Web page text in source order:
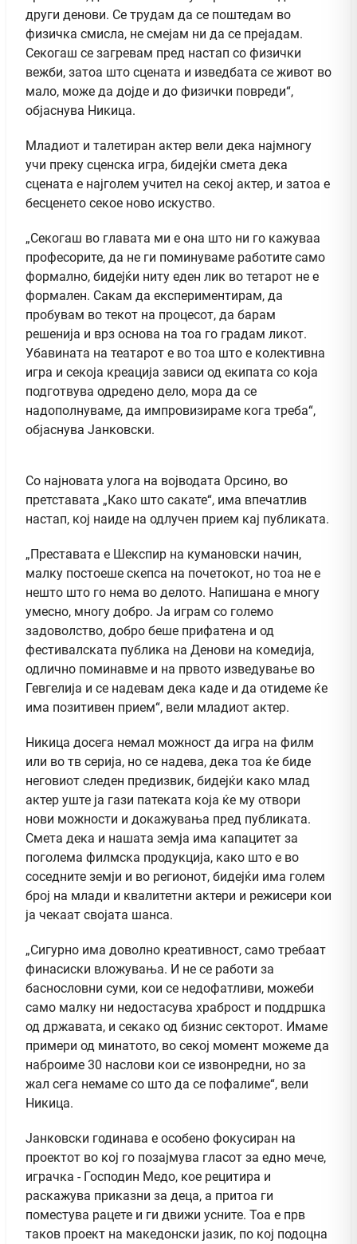
други денови. Се трудам да се поштедам во
физичка смисла, не смејам ни да се прејадам.
Секогаш се загревам пред настап со физички
вежби, затоа што сцената и изведбата се живот во
мало, може да дојде и до физички повреди“,
објаснува Никица.
Младиот и талетиран актер вели дека најмногу
учи преку сценска игра, бидејќи смета дека
сцената е најголем учител на секој актер, и затоа е
бесценето секое ново искуство.
„Секогаш во главата ми е она што ни го кажуваа
професорите, да не ги поминуваме работите само
формално, бидејќи ниту еден лик во тетарот не е
формален. Сакам да експериментирам, да
пробувам во текот на процесот, да барам
решенија и врз основа на тоа го градам ликот.
Убавината на театарот е во тоа што е колективна
игра и секоја креација зависи од екипата со која
подготвува одредено дело, мора да се
надополнуваме, да импровизираме кога треба“,
објаснува Јанковски.
Со најновата улога на војводата Орсино, во
претставата „Како што сакате“, има впечатлив
настап, кој наиде на одлучен прием кај публиката.
„Преставата е Шекспир на кумановски начин,
малку постоеше скепса на почетокот, но тоа не е
нешто што го нема во делото. Напишана е многу
умесно, многу добро. Ја играм со големо
задоволство, добро беше прифатена и од
фестивалската публика на Денови на комедија,
одлично поминавме и на првото изведување во
Гевгелија и се надевам дека каде и да отидеме ќе
има позитивен прием“, вели младиот актер.
Никица досега немал можност да игра на филм
или во тв серија, но се надева, дека тоа ќе биде
неговиот следен предизвик, бидејќи како млад
актер уште ја гази патеката која ќе му отвори
нови можности и докажувања пред публиката.
Смета дека и нашата земја има капацитет за
поголема филмска продукција, како што е во
соседните земји и во регионот, бидејќи има голем
број на млади и квалитетни актери и режисери кои
ја чекаат својата шанса.
„Сигурно има доволно креативност, само требаат
финасиски вложувања. И не се работи за
баснословни суми, кои се недофатливи, можеби
само малку ни недостасува храброст и поддршка
од државата, и секако од бизнис секторот. Имаме
примери од минатото, во секој момент можеме да
наброиме 30 наслови кои се извонредни, но за
жал сега немаме со што да се пофалиме“, вели
Никица.
Јанковски годинава е особено фокусиран на
проектот во кој го позајмува гласот за едно мече,
играчка - Господин Медо, кое рецитира и
раскажува приказни за деца, а притоа ги
поместува рацете и ги движи усните. Тоа е прв
таков проект на македонски јазик, по кој подоцна